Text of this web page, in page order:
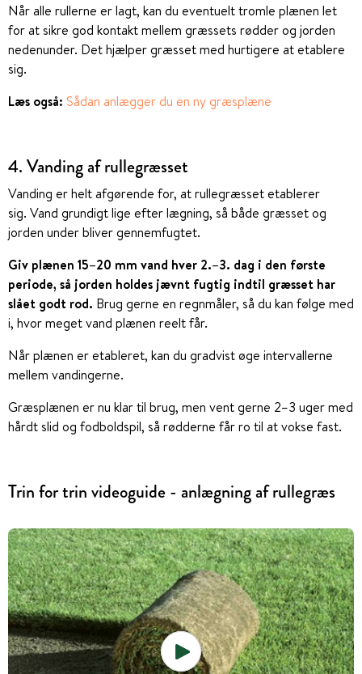
Når alle rullerne er lagt, kan du eventuelt tromle plænen let
for at sikre god kontakt mellem græssets rødder og jorden
nedenunder. Det hjælper græsset med hurtigere at etablere
sig.
Læs også: Sådan anlægger du en ny græsplæne
4. Vanding af rullegræsset
Vanding er helt afgørende for, at rullegræsset etablerer
sig. Vand grundigt lige efter lægning, så både græsset og
jorden under bliver gennemfugtet.
Giv plænen 15–20 mm vand hver 2.–3. dag i den første
periode, så jorden holdes jævnt fugtig indtil græsset har
slået godt rod. Brug gerne en regnmåler, så du kan følge med
i, hvor meget vand plænen reelt får.
Når plænen er etableret, kan du gradvist øge intervallerne
mellem vandingerne.
Græsplænen er nu klar til brug, men vent gerne 2–3 uger med
hårdt slid og fodboldspil, så rødderne får ro til at vokse fast.
Trin for trin videoguide - anlægning af rullegræs